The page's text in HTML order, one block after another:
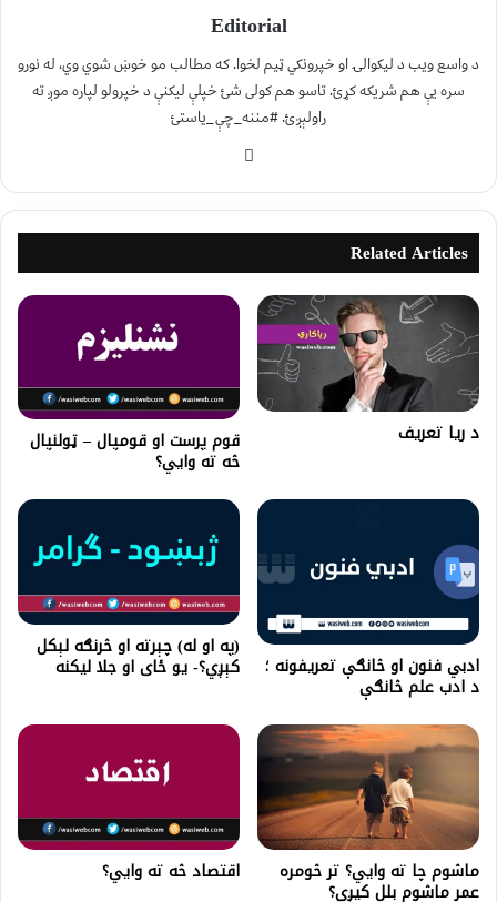
Editorial
د واسع ویب د لیکوالۍ او خپرونکي ټیم لخوا. که مطالب مو خوښ شوي وي، له نورو
سره یې هم شریکه کړئ. تاسو هم کولی شئ خپلې لیکنې د خپرولو لپاره موږ ته
راولېږئ. #مننه_چې_یاستئ
Related Articles
د ريا تعريف قوم پرست او قومپال – ټولنپال
څه ته وايي؟
ادبي فنون او څانګې تعریفونه ؛
د ادب علم څانګې
(په او له) چېرته او څرنګه لېکل
کېږي؟- یو ځای او جلا لیکنه
ماشوم چا ته وایي؟ تر څومره
عمر ماشوم بلل کیږي؟
اقتصاد څه ته وايي؟